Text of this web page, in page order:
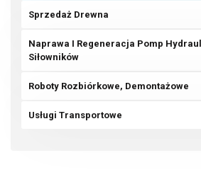
Sprzedaż Drewna
Naprawa I Regeneracja Pomp
Siłowników
Roboty Rozbiórkowe, Demontażowe
Usługi Transportowe